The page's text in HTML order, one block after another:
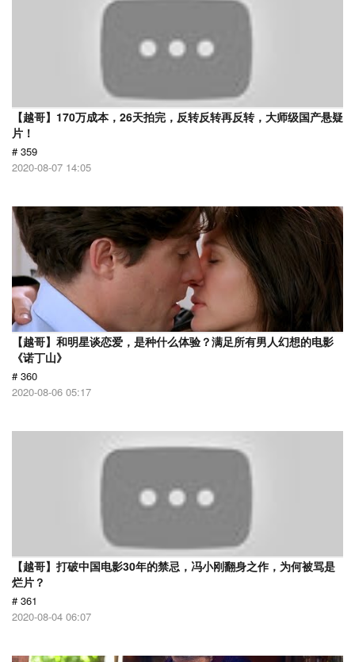
【越哥】170万成本，26天拍完，反转反转再反转，大师级国产悬疑
片！
# 359
2020-08-07 14:05
【越哥】和明星谈恋爱，是种什么体验？满足所有男人幻想的电影
《诺丁山》
# 360
2020-08-06 05:17
【越哥】打破中国电影30年的禁忌，冯小刚翻身之作，为何被骂是
烂片？
# 361
2020-08-04 06:07